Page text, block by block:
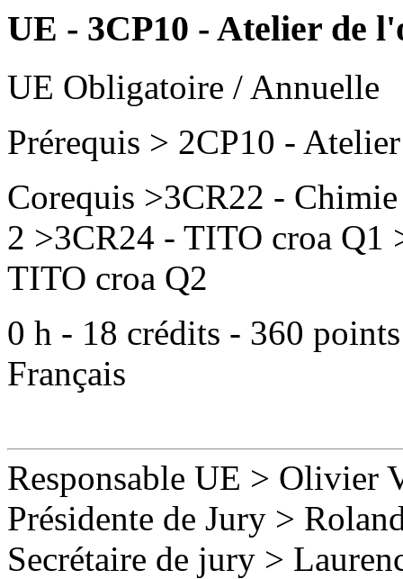
UE - 3CP10 - Atelier de
UE Obligatoire / Annuelle
Prérequis > 2CP10 -
Corequis >3CR22 -
2 >3CR24 - TITO croa Q1
TITO croa Q2
0 h - 18 crédits - 360 points
Français
Responsable UE > Olivier
Présidente de Jury >
Secrétaire de jury >